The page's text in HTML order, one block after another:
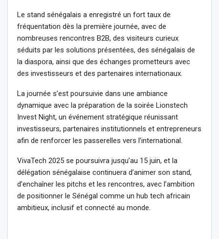
Le stand sénégalais a enregistré un fort taux de
fréquentation dès la première journée, avec de
nombreuses rencontres B2B, des visiteurs curieux
séduits par les solutions présentées, des sénégalais de
la diaspora, ainsi que des échanges prometteurs avec
des investisseurs et des partenaires internationaux.
La journée s’est poursuivie dans une ambiance
dynamique avec la préparation de la soirée Lionstech
Invest Night, un événement stratégique réunissant
investisseurs, partenaires institutionnels et entrepreneurs
afin de renforcer les passerelles vers l’international.
VivaTech 2025 se poursuivra jusqu’au 15 juin, et la
délégation sénégalaise continuera d’animer son stand,
d’enchaîner les pitchs et les rencontres, avec l’ambition
de positionner le Sénégal comme un hub tech africain
ambitieux, inclusif et connecté au monde.